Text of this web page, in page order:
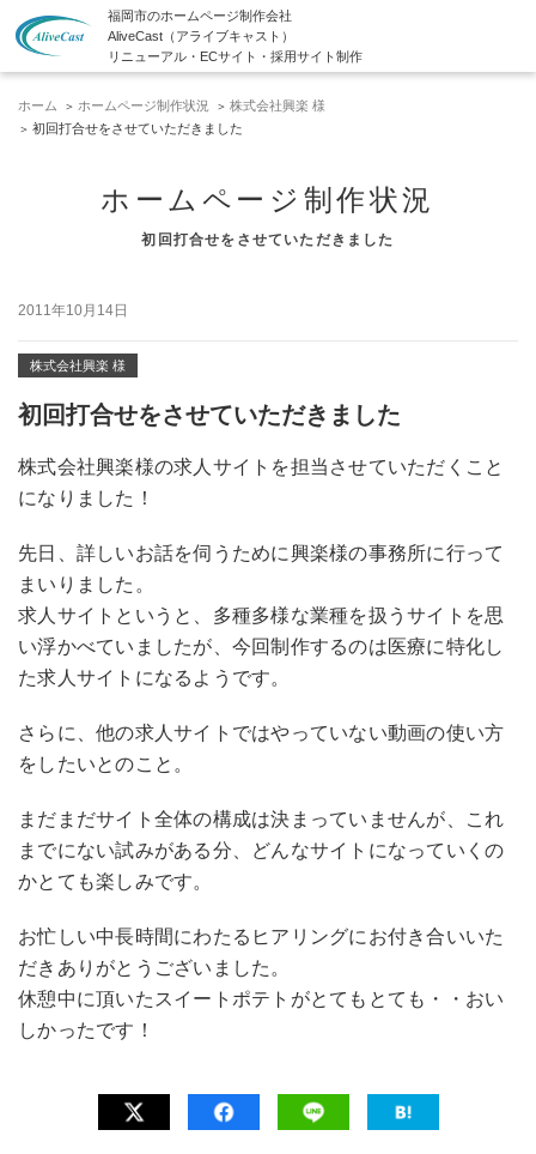
福岡市のホームページ制作会社
AliveCast（アライブキャスト）
リニューアル・ECサイト・採用サイト制作
ホーム ホームページ制作状況
株式会社興楽 様
初回打合せをさせていただきました
ホームページ制作状況
初回打合せをさせていただきました
2011年10月14日
株式会社興楽 様
初回打合せをさせていただきました
株式会社興楽様の求人サイトを担当させていただくこと
になりました！
先日、詳しいお話を伺うために興楽様の事務所に行って
まいりました。
求人サイトというと、多種多様な業種を扱うサイトを思
い浮かべていましたが、今回制作するのは医療に特化し
た求人サイトになるようです。
さらに、他の求人サイトではやっていない動画の使い方
をしたいとのこと。
まだまだサイト全体の構成は決まっていませんが、これ
までにない試みがある分、どんなサイトになっていくの
かとても楽しみです。
お忙しい中長時間にわたるヒアリングにお付き合いいた
だきありがとうございました。
休憩中に頂いたスイートポテトがとてもとても・・おい
しかったです！